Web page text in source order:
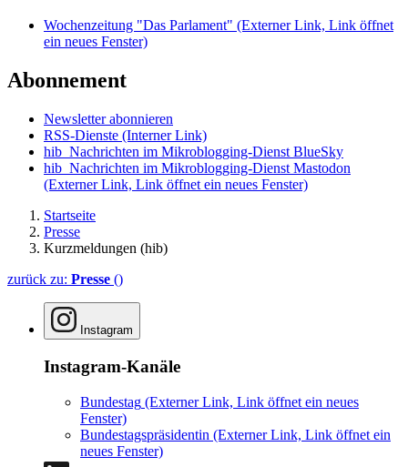
Wochenzeitung "Das Parlament" (Externer Link, Link öffnet
ein neues Fenster)
Abonnement
Newsletter abonnieren
RSS-Dienste (Interner Link)
hib_Nachrichten im Mikroblogging-Dienst BlueSky
hib_Nachrichten im Mikroblogging-Dienst Mastodon
(Externer Link, Link öffnet ein neues Fenster)
Startseite
Presse
Kurzmeldungen (hib)
zurück zu: Presse ()
Instagram
Instagram-Kanäle
Bundestag (Externer Link, Link öffnet ein neues
Fenster)
Bundestagspräsidentin (Externer Link, Link öffnet ein
neues Fenster)